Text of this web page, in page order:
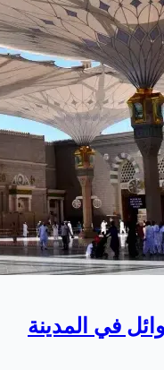
في المدينة